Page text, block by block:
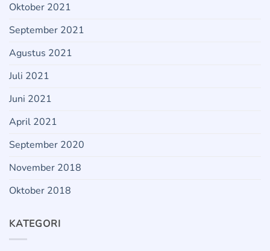
Oktober 2021
September 2021
Agustus 2021
Juli 2021
Juni 2021
April 2021
September 2020
November 2018
Oktober 2018
KATEGORI